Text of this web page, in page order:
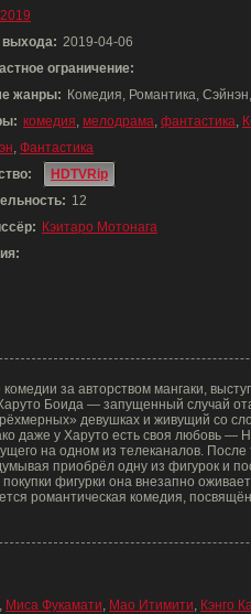
2019
выхода: 2019-04-06
ограничение:
жанры: Комедия, Романтика,
комедия, мелодрама, фантастика,
, Фантастика
HDTVRip
12
Кэитаро Мотонага
за авторством мангаки,
Боида — запущенный случай
девушках и живущий со
даже у Харуто есть своя любовь —
на одном из телеканалов. После
приобрёл одну из фигурок и
фигурки она внезапно
романтическая комедия,
, Миса Фукамати, Мао Итимити, Кэнго